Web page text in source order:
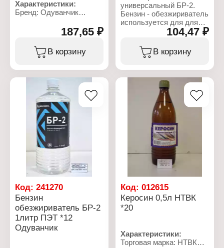
Упаковка: ПЭТ
Габаритные размеры:
67х67х180 мм
Характеристики:
Бренд: Одуванчик
Марка: "Галоша"
Упаковка: ПЭТ
187,65 ₽
В корзину
универсальный БР-2.
Бензин - обезжириватель
используется для для
обезжиривания
электрооборудования,
тканей, кожи,
приготовления
красок, мастик, для
изготовления
специальных масляных
электроизоляционных
лаков. Это один из
наиболее популярных
растворителей для
автомобильных
сервисов, он часто
используется для
промывки деталей,
избавления от битумных
пятен, а также для
обезжиривания
поверхностей.
Бренд: Одуванчик
Тип товара: Бензин
104,47 ₽
В корзину
Код: 241270
Бензин
обезжириватель БР-2
1литр ПЭТ *12
Одуванчик
Код:012615
Керосин 0,5л НТВК
*20
Характеристики:
Торговая марка: НТВК